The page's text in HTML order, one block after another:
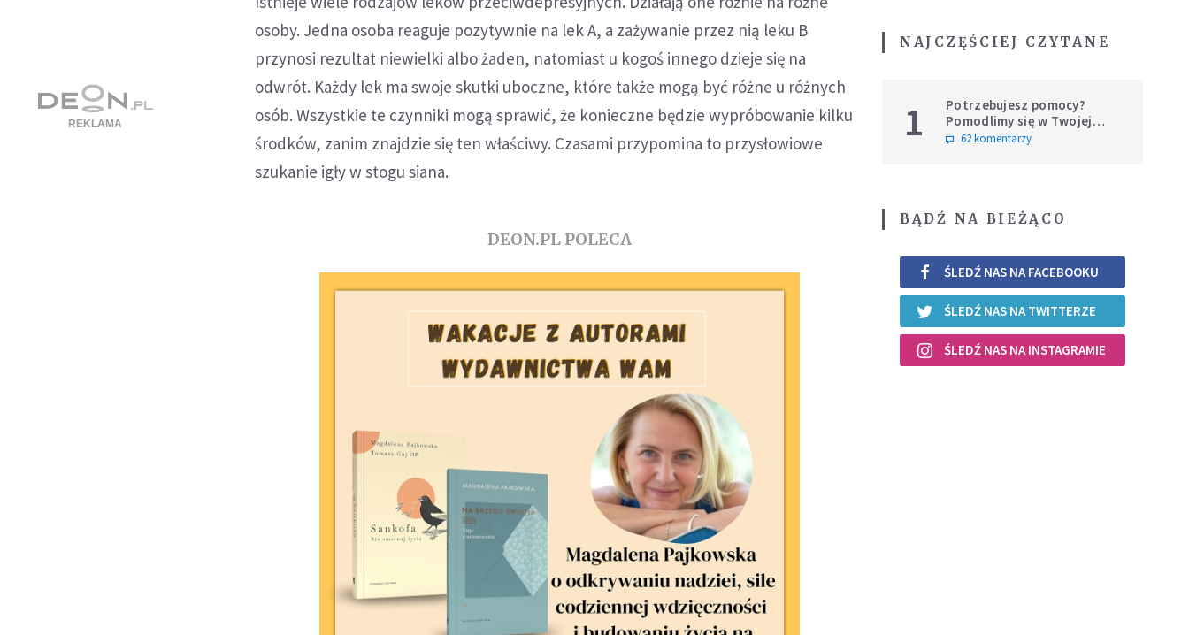
osoby. Jedna osoba reaguje pozytywnie na lek A, a zażywanie przez nią leku B
przynosi rezultat niewielki albo żaden, natomiast u kogoś innego dzieje się na
odwrót. Każdy lek ma swoje skutki uboczne, które także mogą być różne u różnych
osób. Wszystkie te czynniki mogą sprawić, że konieczne będzie wypróbowanie kilku
środków, zanim znajdzie się ten właściwy. Czasami przypomina to przysłowiowe
szukanie igły w stogu siana.
DEON.PL POLECA
NAJCZĘŚCIEJ CZYTANE
1
Potrzebujesz pomocy?
Pomodlimy się w Twojej
intencji
62 komentarzy
BĄDŹ NA BIEŻĄCO
ŚLEDŹ NAS NA FACEBOOKU
ŚLEDŹ NAS NA TWITTERZE
ŚLEDŹ NAS NA INSTAGRAMIE